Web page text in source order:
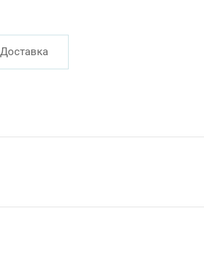
Доставка